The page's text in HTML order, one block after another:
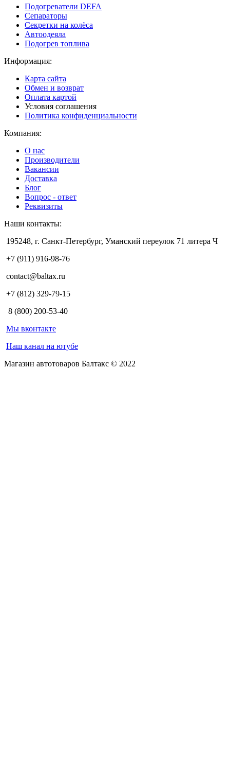
Подогреватели DEFA
Сепараторы
Секретки на колёса
Автоодеяла
Подогрев топлива
Информация:
Карта сайта
Обмен и возврат
Оплата картой
Условия соглашения
Политика конфиденциальности
Компания:
О нас
Производители
Вакансии
Доставка
Блог
Вопрос - ответ
Реквизиты
Наши контакты:
195248, г. Санкт-Петербург, Уманский переулок 71 литера Ч
+7 (911) 916-98-76
contact@baltax.ru
+7 (812) 329-79-15
8 (800) 200-53-40
Мы вконтакте
Наш канал на ютубе
Магазин автотоваров Балтакс © 2022